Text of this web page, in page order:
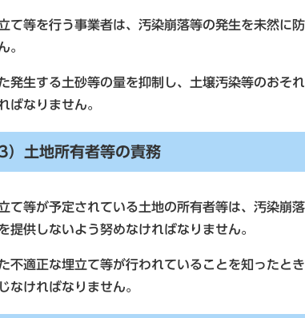
等を行う事業者は、汚染崩落等の発生を未然に防
。
生する土砂等の量を抑制し、土壌汚染等のおそれ
ばなりません。
3）土地所有者等の責務
等が予定されている土地の所有者等は、汚染崩落
提供しないよう努めなければなりません。
適正な埋立て等が行われていることを知ったとき
なければなりません。